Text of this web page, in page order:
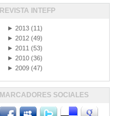
REVISTA INTEFP
► 2013 (11)
► 2012 (49)
► 2011 (53)
► 2010 (36)
► 2009 (47)
MARCADORES SOCIALES